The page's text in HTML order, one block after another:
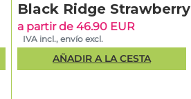
Black Ridge Strawberry
a partir de 46.90 EUR
IVA incl., envío excl.
AÑADIR A LA CESTA